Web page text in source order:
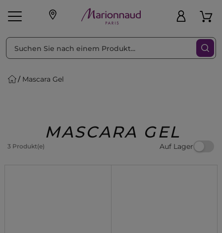
Geschenke
Mascara Gel
MASCARA GEL
3 Produkt(e) Auf Lager
sortieren nach Filter